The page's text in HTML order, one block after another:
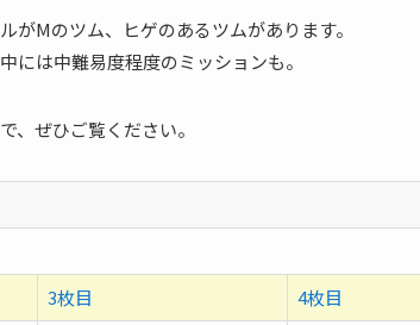
Mのツム、ヒゲのあるツムがあります。
には中難易度程度のミッションも。
、ぜひご覧ください。
3枚目 4枚目